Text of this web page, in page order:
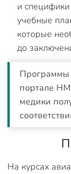
и
учебные
которые
до
Программы
портале
медики
На курсах